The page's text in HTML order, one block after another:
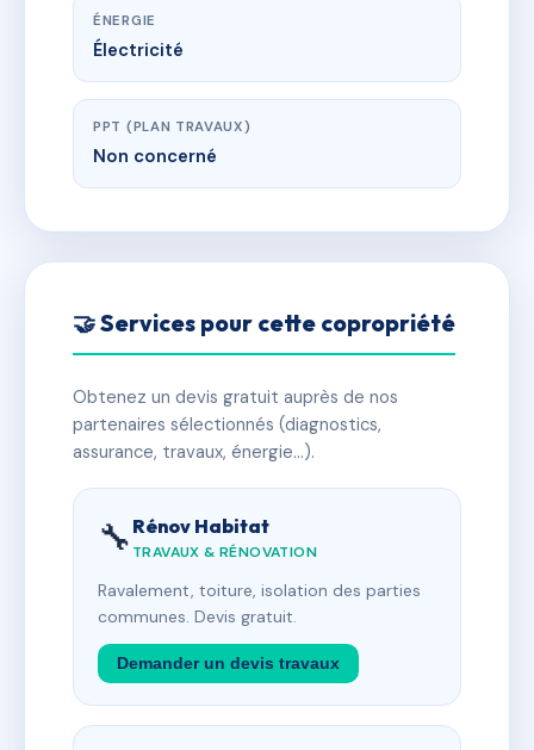
ÉNERGIE
Électricité
PPT (PLAN TRAVAUX)
Non concerné
🤝 Services pour cette copropriété
Obtenez un devis gratuit auprès de nos
partenaires sélectionnés (diagnostics,
assurance, travaux, énergie…).
🔧 Rénov Habitat
TRAVAUX & RÉNOVATION
Ravalement, toiture, isolation des parties
communes. Devis gratuit.
Demander un devis travaux